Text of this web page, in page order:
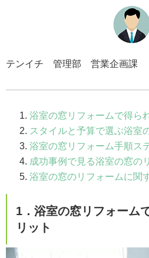
テンイチ 管理部 営業企画課
浴室の窓リフォームで得ら
スタイルと予算で選ぶ浴室
浴室の窓リフォーム手順ス
成功事例で見る浴室の窓の
浴室の窓のリフォームに関
1．浴室の窓リフォーム
リット